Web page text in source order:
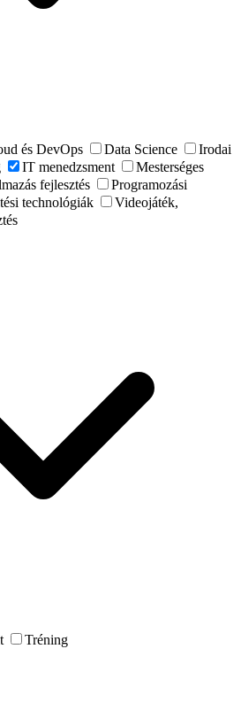
és DevOps Data Science
Irodai
IT menedzsment
Mesterséges
fejlesztés
Programozási
technológiák
Videojáték,
Tréning